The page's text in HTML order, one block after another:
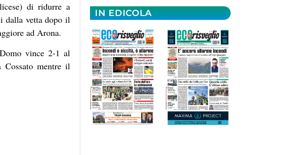
di ridurre a
dalla vetta dopo il
ad Arona.
vince 2-1 al
mentre il
IN EDICOLA